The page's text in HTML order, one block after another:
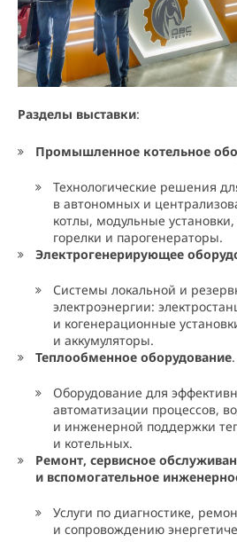
Разделы выставки:
Промышленное котельное
Технологические решения
в автономных и
котлы, модульные
горелки и парогенераторы.
Электрогенерирующее
Системы локальной и
электроэнергии:
и когенерационные
и аккумуляторы.
Теплообменное оборудование.
Оборудование для
автоматизации процессов,
и инженерной поддержки
и котельных.
Ремонт, сервисное
и вспомогательное
Услуги по диагностике,
и сопровождению